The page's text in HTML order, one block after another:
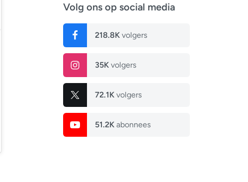
Volg ons op social media
218.8K volgers
35K volgers
72.1K volgers
51.2K abonnees